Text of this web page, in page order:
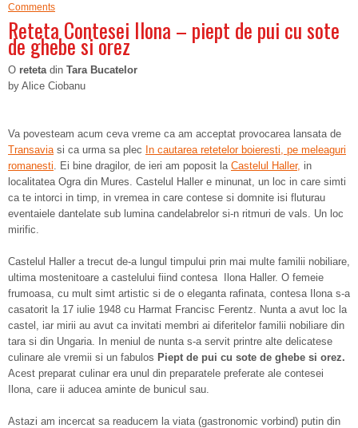
Comments
Reteta Contesei Ilona – piept de pui cu sote
de ghebe si orez
O retetadin Tara Bucatelor
by Alice Ciobanu
Va povesteam acum ceva vreme ca am acceptat provocarea lansata de
Transaviasi ca urma sa plec In cautarea retetelor boieresti, pe meleaguri
romanesti. Ei bine dragilor, de ieri am poposit la Castelul Haller, in
localitatea Ogra din Mures. Castelul Haller e minunat, un loc in care simti
ca te intorci in timp, in vremea in care contese si domnite isi fluturau
eventaiele dantelate sub lumina candelabrelor si-n ritmuri de vals. Un loc
mirific.
Castelul Haller a trecut de-a lungul timpului prin mai multe familii nobiliare,
ultima mostenitoare a castelului fiind contesa Ilona Haller. O femeie
frumoasa, cu mult simt artistic si de o eleganta rafinata, contesa Ilona s-a
casatorit la 17 iulie 1948 cu Harmat Francisc Ferentz. Nunta a avut loc la
castel, iar mirii au avut ca invitati membri ai diferitelor familii nobiliare din
tara si din Ungaria. In meniul de nunta s-a servit printre alte delicatese
culinare ale vremii si un fabulos Piept de pui cu sote de ghebe si orez.
Acest preparat culinar era unul din preparatele preferate ale contesei
Ilona, care ii aducea aminte de bunicul sau.
Astazi am incercat sa readucem la viata (gastronomic vorbind) putin din